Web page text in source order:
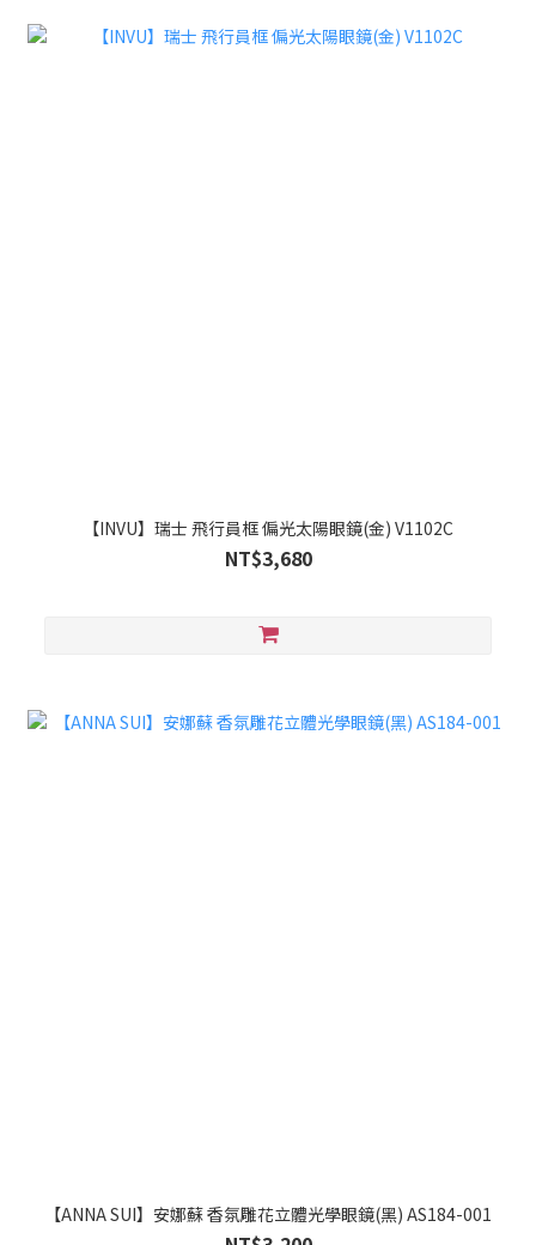
【INVU】瑞士 飛行員框 偏光太陽眼鏡(金) V1102C
NT$3,680
【ANNA SUI】安娜蘇 香氛雕花立體光學眼鏡(黑) AS184-001